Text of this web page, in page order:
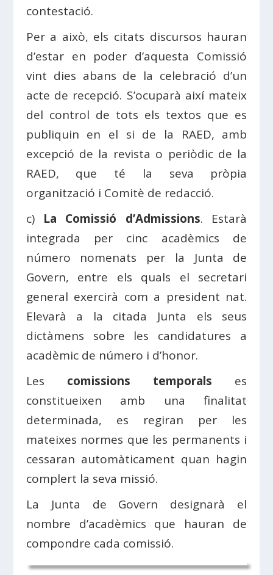
contestació.
Per a això, els citats discursos hauran
d’estar en poder d’aquesta Comissió
vint dies abans de la celebració d’un
acte de recepció. S’ocuparà així mateix
del control de tots els textos que es
publiquin en el si de la RAED, amb
excepció de la revista o periòdic de la
RAED, que té la seva pròpia
organització i Comitè de redacció.
c) La Comissió d’Admissions. Estarà
integrada per cinc acadèmics de
número nomenats per la Junta de
Govern, entre els quals el secretari
general exercirà com a president nat.
Elevarà a la citada Junta els seus
dictàmens sobre les candidatures a
acadèmic de número i d’honor.
Les comissions temporals es
constitueixen amb una finalitat
determinada, es regiran per les
mateixes normes que les permanents i
cessaran automàticament quan hagin
complert la seva missió.
La Junta de Govern designarà el
nombre d’acadèmics que hauran de
compondre cada comissió.